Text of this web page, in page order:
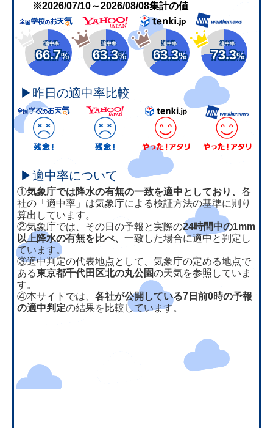
※2026/07/10～2026/08/08集計の値
適中率
66.7%
適中率
63.3%
適中率
63.3%
適中率
73.3%
▶昨日の適中率比較
▶適中率について
①気象庁では降水の有無の一致を適中としており、各
社の「適中率」は気象庁による検証方法の基準に則り
算出しています。
②気象庁では、その日の予報と実際の24時間中の1mm
以上降水の有無を比べ、一致した場合に適中と判定し
ています。
③適中判定の代表地点として、気象庁の定める地点で
ある東京都千代田区北の丸公園の天気を参照していま
す。
④本サイトでは、各社が公開している7日前0時の予報
の適中判定の結果を比較しています。